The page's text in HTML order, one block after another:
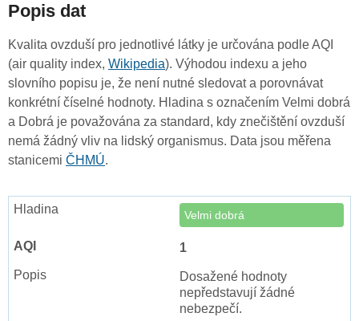
Popis dat
Kvalita ovzduší pro jednotlivé látky je určována podle AQI
(air quality index, Wikipedia). Výhodou indexu a jeho
slovního popisu je, že není nutné sledovat a porovnávat
konkrétní číselné hodnoty. Hladina s označením Velmi dobrá
a Dobrá je považována za standard, kdy znečištění ovzduší
nemá žádný vliv na lidský organismus. Data jsou měřena
stanicemi ČHMÚ.
Velmi dobrá
1
Dosažené hodnoty
nepředstavují žádné
nebezpečí.